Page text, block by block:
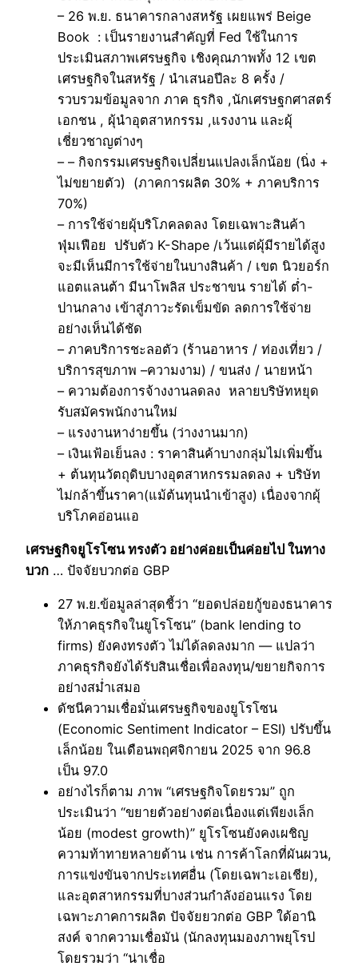
– 26 พ.ย. ธนาคารกลางสหรัฐ เผยแพร่ Beige
Book : เป็นรายงานสำคัญที่ Fed ใช้ในการ
ประเมินสภาพเศรษฐกิจ เชิงคุณภาพทั้ง 12 เขต
เศรษฐกิจในสหรัฐ / นำเสนอปีละ 8 ครั้ง /
รวบรวมข้อมูลจาก ภาค ธุรกิจ ,นักเศรษฐกศาสตร์
เอกชน , ผุ้นำอุตสาหกรรม ,แรงงาน และผุ้
เชี่ยวชาญต่างๆ
– – กิจกรรมเศรษฐกิจเปลี่ยนแปลงเล็กน้อย (นิ่ง +
ไม่ขยายตัว) (ภาคการผลิต 30% + ภาคบริการ
70%)
– การใช้จ่ายผุ้บริโภคลดลง โดยเฉพาะสินค้า
ฟุ่มเฟือย ปรับตัว K-Shape /เว้นแต่ผุ้มีรายได้สูง
จะมีเห็นมีการใช้จ่ายในบางสินค้า / เขต นิวยอร์ก
แอตแลนต้า มีนาโพลิส ประชาขน รายได้ ต่ำ-
ปานกลาง เข้าสู่ภาวะรัดเข็มขัด ลดการใช้จ่าย
อย่างเห็นได้ชัด
– ภาคบริการชะลอตัว (ร้านอาหาร / ท่องเที่ยว /
บริการสุขภาพ –ความงาม) / ขนส่ง / นายหน้า
– ความต้องการจ้างงานลดลง หลายบริษัทหยุด
รับสมัครพนักงานใหม่
– แรงงานหาง่ายขึ้น (ว่างงานมาก)
– เงินเฟ้อเย็นลง : ราคาสินค้าบางกลุ่มไม่เพิ่มขึ้น
+ ต้นทุนวัตถุดิบบางอุตสาหกรรมลดลง + บริษัท
ไม่กล้าขึ้นราคา(แม้ต้นทุนนำเข้าสูง) เนื่องจากผุ้
บริโภคอ่อนแอ
เศรษฐกิจยูโรโซน ทรงตัว อย่างค่อยเป็นค่อยไป ในทาง
บวก … ปัจจัยบวกต่อ GBP
27 พ.ย.ข้อมูลล่าสุดชี้ว่า “ยอดปล่อยกู้ของธนาคาร
ให้ภาคธุรกิจในยูโรโซน” (bank lending to
firms) ยังคงทรงตัว ไม่ได้ลดลงมาก — แปลว่า
ภาคธุรกิจยังได้รับสินเชื่อเพื่อลงทุน/ขยายกิจการ
อย่างสม่ำเสมอ
ดัชนีความเชื่อมั่นเศรษฐกิจของยูโรโซน
(Economic Sentiment Indicator – ESI) ปรับขึ้น
เล็กน้อย ในเดือนพฤศจิกายน 2025 จาก 96.8
เป็น 97.0
อย่างไรก็ตาม ภาพ “เศรษฐกิจโดยรวม” ถูก
ประเมินว่า “ขยายตัวอย่างต่อเนื่องแต่เพียงเล็ก
น้อย (modest growth)” ยูโรโซนยังคงเผชิญ
ความท้าทายหลายด้าน เช่น การค้าโลกที่ผันผวน,
การแข่งขันจากประเทศอื่น (โดยเฉพาะเอเชีย),
และอุตสาหกรรมที่บางส่วนกำลังอ่อนแรง โดย
เฉพาะภาคการผลิต ปัจจัยยวกต่อ GBP ใด้อานิ
สงค์ จากความเชื่อมัน่ (นักลงทุนมองภาพยุโรป
โดยรวมว่า “น่าเชื่อ